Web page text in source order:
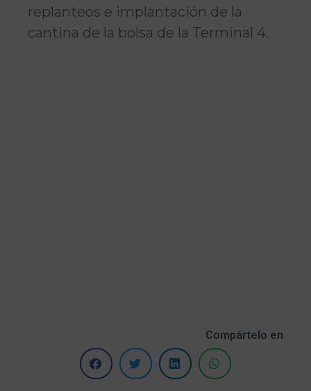
replanteos e implantación de la
cantina de la bolsa de la Terminal 4.
Compártelo en